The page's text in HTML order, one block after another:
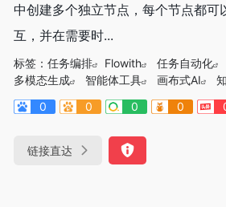
中创建多个独立节点，每个节点都可
互，并在需要时...
标签： 任务编排 Flowith 任务自动化
多模态生成
智能体工具 画布式AI
0
0 0 0
链接直达